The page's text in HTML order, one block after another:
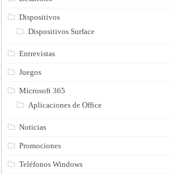
Dispositivos
Dispositivos Surface
Entrevistas
Juegos
Microsoft 365
Aplicaciones de Office
Noticias
Promociones
Teléfonos Windows